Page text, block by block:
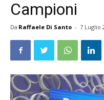
Campioni
Da Raffaele Di Santo - 7 Luglio